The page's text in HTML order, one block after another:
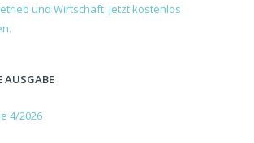
AUSGABE